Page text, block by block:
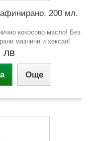
200 мл.
кокосово масло! Без
мазнини и хексан!
лв
Още